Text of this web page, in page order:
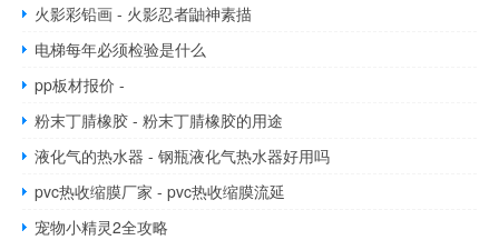
火影彩铅画 - 火影忍者鼬神素描
电梯每年必须检验是什么
pp板材报价 -
粉末丁腈橡胶 - 粉末丁腈橡胶的用途
液化气的热水器 - 钢瓶液化气热水器好用吗
pvc热收缩膜厂家 - pvc热收缩膜流延
宠物小精灵2全攻略